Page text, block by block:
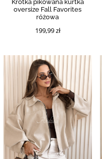
Krótka pikowana kurtka
oversize Fall Favorites
różowa
199,99 zł